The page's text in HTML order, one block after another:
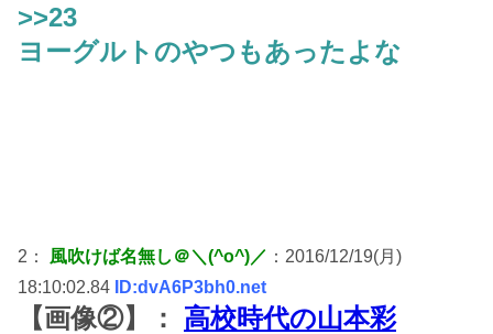
>>23
ヨーグルトのやつもあったよな
2： 風吹けば名無し＠＼(^o^)／ ：2016/12/19(月)
18:10:02.84
ID:dvA6P3bh0.net
【画像②】： 高校時代の山本彩